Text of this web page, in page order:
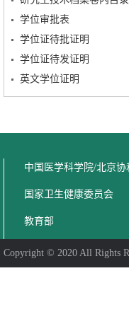
学位审批表
学位证待批证明
学位证待发证明
英文学位证明
中国医学科学院/北京协
国家卫生健康委员会
教育部
Copyright © 2020 All Rights